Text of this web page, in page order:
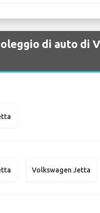
di auto di
Volkswagen Jetta